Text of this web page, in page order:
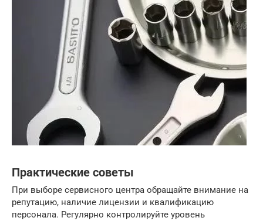
Практические советы
При выборе сервисного центра обращайте внимание на
репутацию, наличие лицензии и квалификацию
персонала. Регулярно контролируйте уровень